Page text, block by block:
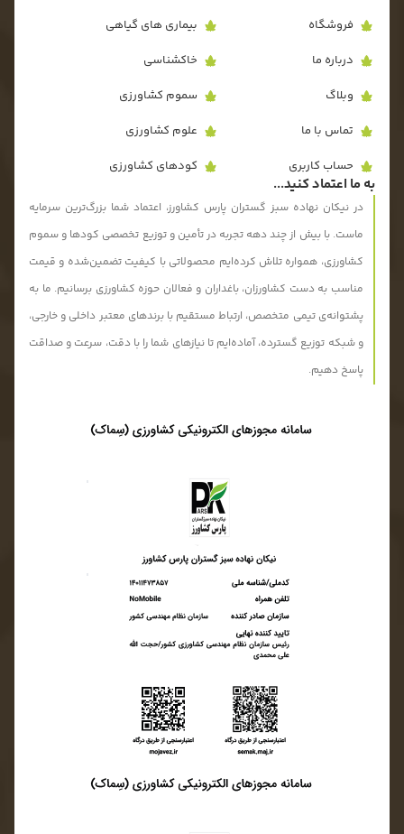
فروشگاه
درباره ما
وبلاگ
تماس با ما
حساب کاربری
بیماری های گیاهی
خاکشناسی
سموم کشاورزی
علوم کشاورزی
کودهای کشاورزی
به ما اعتماد کنید...
در نیکان نهاده سبز گستران پارس کشاورز، اعتماد شما بزرگ‌ترین سرمایه
ماست. با بیش از چند دهه تجربه در تأمین و توزیع تخصصی کودها و سموم
کشاورزی، همواره تلاش کرده‌ایم محصولاتی با کیفیت تضمین‌شده و قیمت
مناسب به دست کشاورزان، باغداران و فعالان حوزه کشاورزی برسانیم. ما به
پشتوانه‌ی تیمی متخصص، ارتباط مستقیم با برندهای معتبر داخلی و خارجی،
و شبکه توزیع گسترده، آماده‌ایم تا نیازهای شما را با دقت، سرعت و صداقت
پاسخ دهیم.